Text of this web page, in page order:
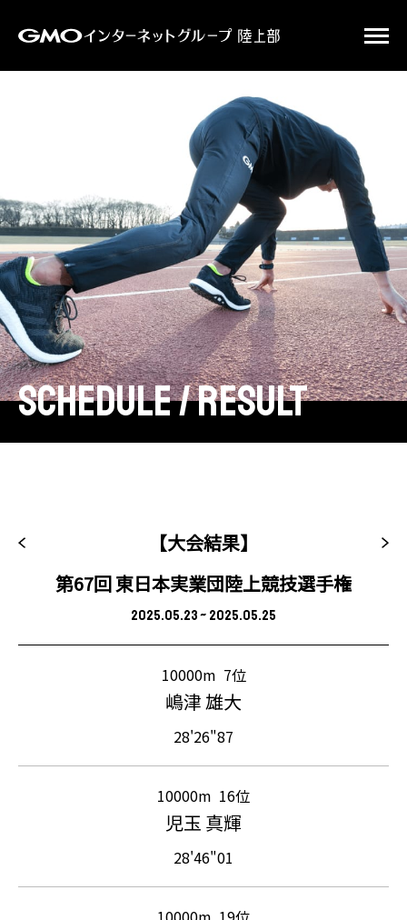
schedule / result
【大会結果】
第67回 東日本実業団陸上競技選手権
2025.05.23 ~ 2025.05.25
10000m 7位
嶋津 雄大
28'26"87
10000m 16位
児玉 真輝
28'46"01